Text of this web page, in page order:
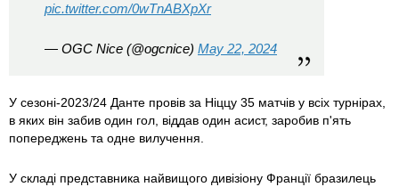
pic.twitter.com/0wTnABXpXr
— OGC Nice (@ogcnice) May 22, 2024
У сезоні-2023/24 Данте провів за Ніццу 35 матчів у всіх турнірах,
в яких він забив один гол, віддав один асист, заробив п'ять
попереджень та одне вилучення.
У складі представника найвищого дивізіону Франції бразилець